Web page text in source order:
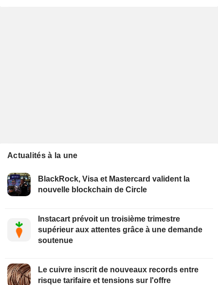
Actualités à la une
BlackRock, Visa et Mastercard valident la
nouvelle blockchain de Circle
Instacart prévoit un troisième trimestre
supérieur aux attentes grâce à une demande
soutenue
Le cuivre inscrit de nouveaux records entre
risque tarifaire et tensions sur l'offre